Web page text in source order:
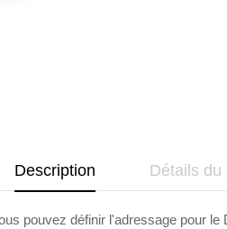
Description Détails du
pouvez définir l'adressage pour le